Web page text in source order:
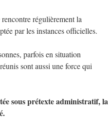
rencontre régulièrement la
par les instances officielles.
parfois en situation
sont aussi une force qui
sous prétexte administratif, la